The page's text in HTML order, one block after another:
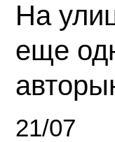
На
еще
21/07